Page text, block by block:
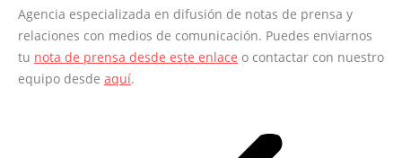
Agencia especializada en difusión de notas de prensa y
relaciones con medios de comunicación. Puedes enviarnos
tu nota de prensa desde este enlace o contactar con nuestro
equipo desde aquí.